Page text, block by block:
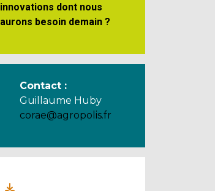
innovations dont nous
aurons besoin demain ?
Contact :
Guillaume Huby
corae@agropolis.fr